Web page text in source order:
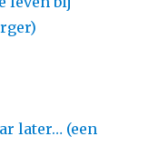
later… (een